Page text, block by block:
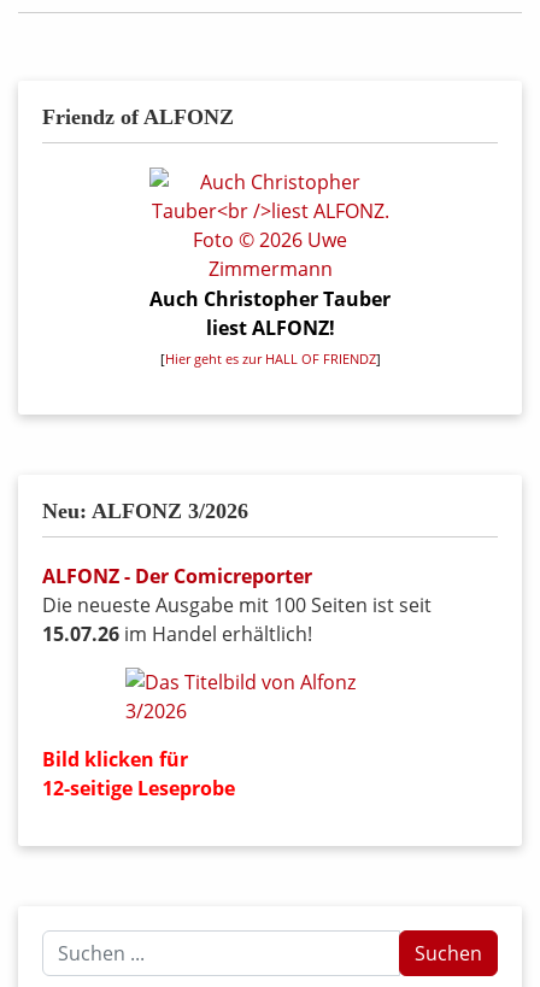
Friendz of ALFONZ
Auch Christopher Tauber
liest ALFONZ!
[Hier geht es zur HALL OF FRIENDZ]
Neu: ALFONZ 3/2026
ALFONZ - Der Comicreporter
Die neueste Ausgabe mit 100 Seiten ist seit
15.07.26 im Handel erhältlich!
Bild klicken für
12-seitige Leseprobe
Suchen
...
Suchen